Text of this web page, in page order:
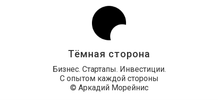
Тёмная сторона
Бизнес. Стартапы. Инвестиции.
С опытом каждой стороны
© Аркадий Морейнис